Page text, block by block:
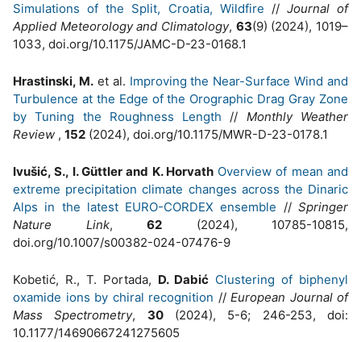
Simulations of the Split, Croatia, Wildfire // Journal of
Applied Meteorology and Climatology, 63(9) (2024), 1019–
1033, doi.org/10.1175/JAMC-D-23-0168.1
Hrastinski, M.et al. Improving the Near-Surface Wind and
Turbulence at the Edge of the Orographic Drag Gray Zone
by Tuning the Roughness Length // Monthly Weather
Review , 152 (2024), doi.org/10.1175/MWR-D-23-0178.1
Ivušić, S., I. Güttler and K. Horvath Overview of mean and
extreme precipitation climate changes across the Dinaric
Alps in the latest EURO-CORDEX ensemble //Springer
Nature Link, 62 (2024), 10785-10815,
doi.org/10.1007/s00382-024-07476-9
Kobetić, R., T. Portada, D. Dabić Clustering of biphenyl
oxamide ions by chiral recognition // European Journal of
Mass Spectrometry, 30(2024), 5-6; 246-253, doi:
10.1177/14690667241275605